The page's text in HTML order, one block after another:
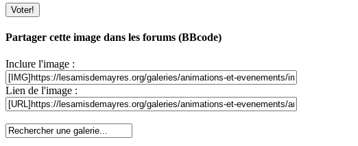
Partager cette image dans les forums (BBcode)
Inclure l'image :
Lien de l'image :